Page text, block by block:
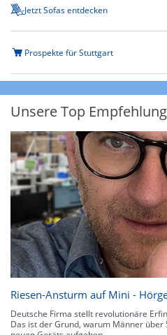
Jetzt Sofas entdecken
Prospekte für Stuttgart
Unsere Top
Riesen-Ansturm auf Mini -
Deutsche Firma stellt revolutionäre
Das ist der Grund, warum Männer